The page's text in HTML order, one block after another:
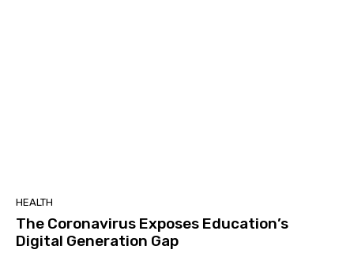
HEALTH
The Coronavirus Exposes Education’s
Digital Generation Gap